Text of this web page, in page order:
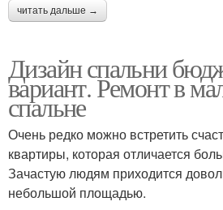
читать дальше →
Дизайн спальни
вариант. Ремонт в
спальне
Очень редко можно встретить
квартиры, которая отличается
Зачастую людям приходится
небольшой площадью.